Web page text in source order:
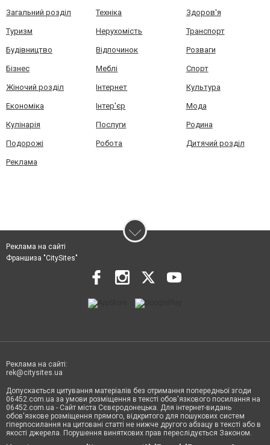
Загальний розділ Техніка Здоров'я
Туризм Нерухомість Транспорт
Будівництво Відпочинок Розваги
Бізнес Меблі Спорт
Жіночий розділ Інтернет Культура
Економіка Інтер'єр Мода
Кулінарія Послуги Родина
Подорожі Робота Дитячий розділ
Реклама
Реклама на сайті
Франшиза "CitySites"
Реклама на сайті:
rek@citysites.ua
Допускається цитування матеріалів без отримання попередньої згоди
06452.com.ua за умови розміщення в тексті обов'язкового посилання на
06452.com.ua - Сайт міста Сєвєродонецька. Для інтернет-видань
обов'язкове розміщення прямого, відкритого для пошукових систем
гіперпосилання на цитовані статті не нижче другого абзацу в тексті або в
якості джерела. Порушення виняткових прав переслідується Законом.